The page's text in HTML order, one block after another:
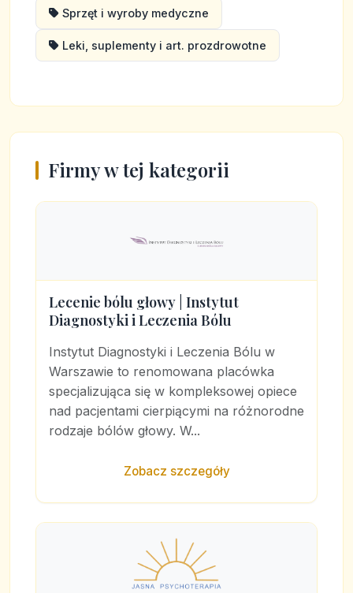
Sprzęt i wyroby medyczne
Leki, suplementy i art. prozdrowotne
Firmy w tej kategorii
Lecenie bólu głowy | Instytut
Diagnostyki i Leczenia Bólu
Instytut Diagnostyki i Leczenia Bólu w
Warszawie to renomowana placówka
specjalizująca się w kompleksowej opiece
nad pacjentami cierpiącymi na różnorodne
rodzaje bólów głowy. W...
Zobacz szczegóły